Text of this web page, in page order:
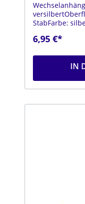
StabFarbe:
Kugel: ca.
6,95 €*
IN